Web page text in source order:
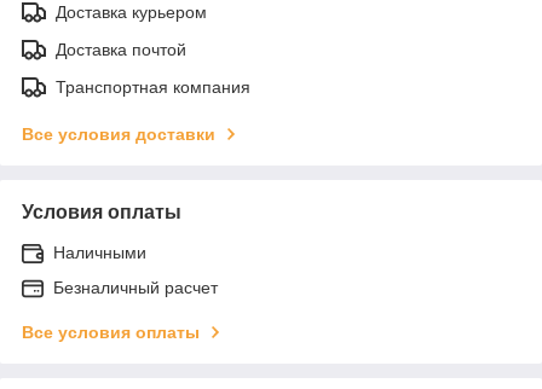
Доставка курьером
Доставка почтой
Транспортная компания
Все условия доставки
Условия оплаты
Наличными
Безналичный расчет
Все условия оплаты